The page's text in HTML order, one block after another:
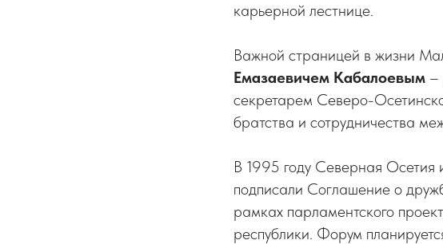
карьерной лестнице.
Важной страницей в жизни
Емазаевичем Кабалоевым –
секретарем Северо-
братства и сотрудничества
В 1995 году Северная
подписали Соглашение о
рамках парламентского
республики. Форум